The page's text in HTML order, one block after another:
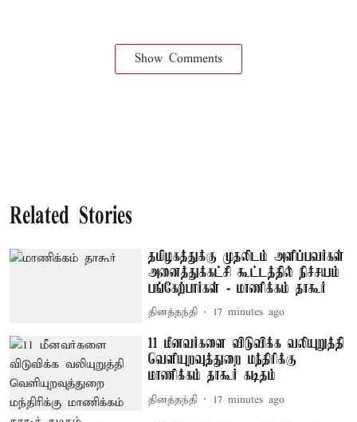
Show Comments
Related Stories
தமிழகத்துக்கு முதலிடம் அளிப்பவர்கள்
அனைத்துக்கட்சி கூட்டத்தில் நிச்சயம்
பங்கேற்பார்கள் - மாணிக்கம் தாகூர்
தினத்தந்தி 17 minutes ago
11 மீனவர்களை விடுவிக்க வலியுறுத்தி
வெளியுறவுத்துறை மந்திரிக்கு
மாணிக்கம் தாகூர் கடிதம்
தினத்தந்தி 17 minutes ago